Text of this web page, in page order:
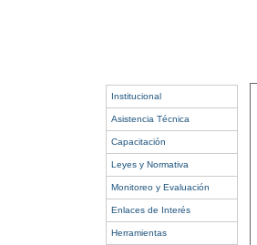
Institucional
Asistencia Técnica
Capacitación
Leyes y Normativa
Monitoreo y Evaluación
Enlaces de Interés
Herramientas